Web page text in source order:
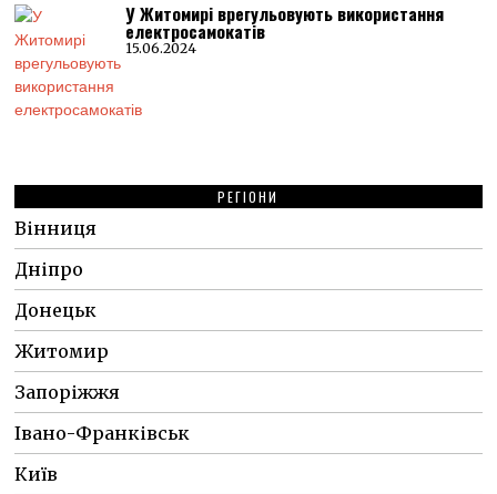
У Житомирі врегульовують використання
електросамокатів
15.06.2024
РЕГІОНИ
Вінниця
Дніпро
Донецьк
Житомир
Запоріжжя
Івано-Франківськ
Київ